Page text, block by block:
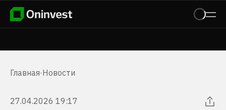
Главная·Новости
27.04.2026 19:17